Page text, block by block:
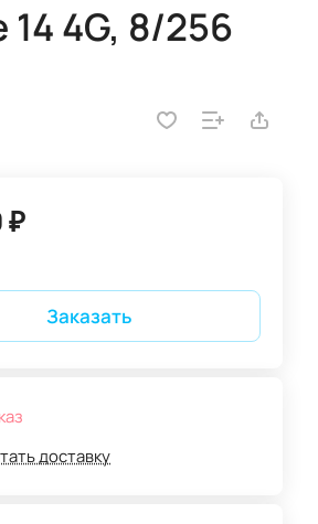
4G, 8/256
₽
Заказать
доставку